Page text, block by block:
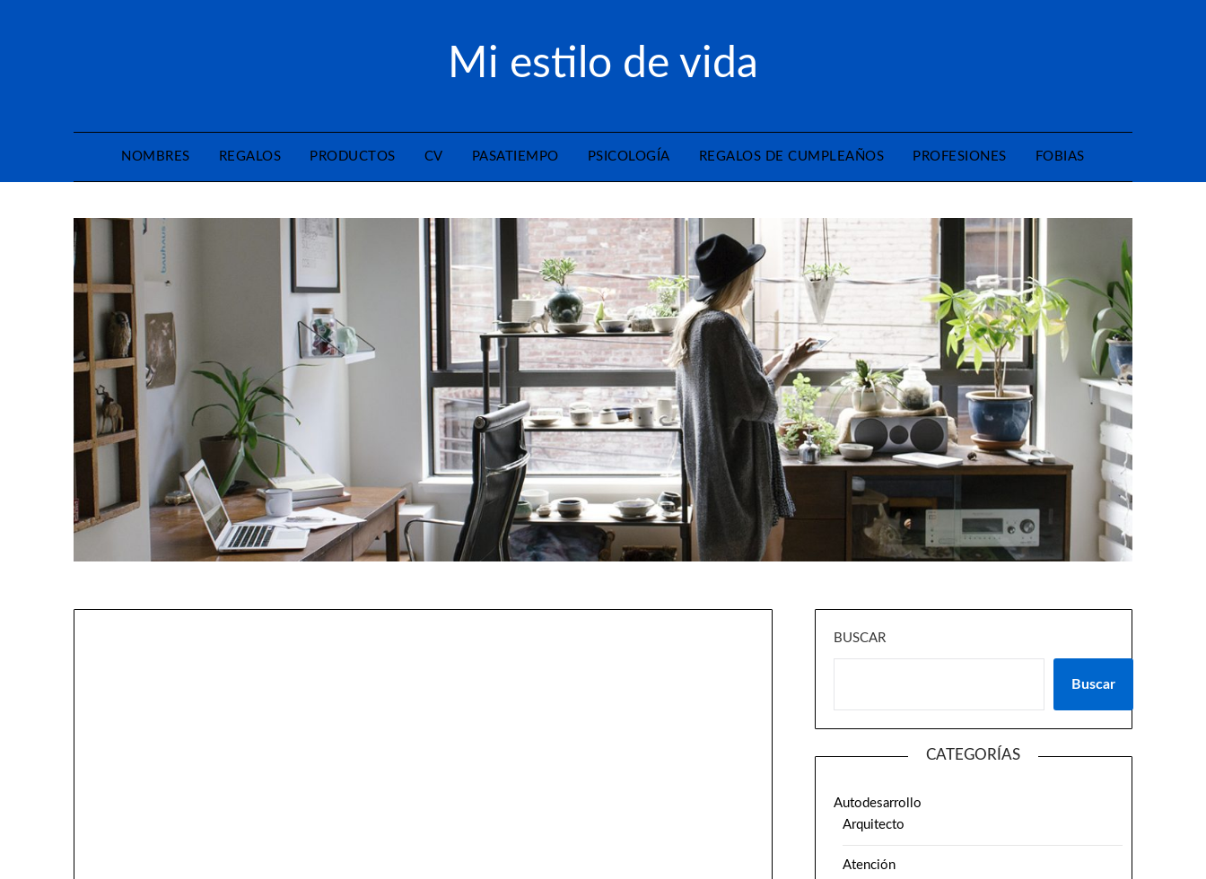
Mi estilo de vida
NOMBRES REGALOS PRODUCTOS CV PASATIEMPO PSICOLOGÍA REGALOS DE CUMPLEAÑOS PROFESIONES FOBIAS
BUSCAR
Buscar
CATEGORÍAS
Autodesarrollo
Arquitecto
Atención